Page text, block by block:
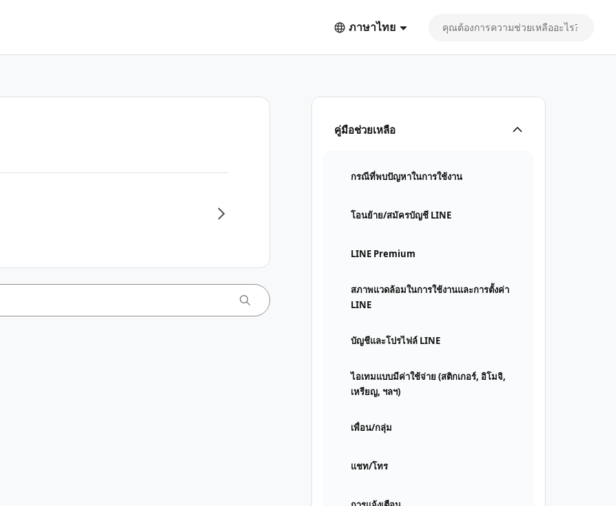
ภาษาไทย
คู่มือช่วยเหลือ
กรณีที่พบปัญหาในการใช้งาน
โอนย้าย/สมัครบัญชี LINE
LINE Premium
สภาพแวดล้อมในการใช้งานและการตั้งค่า
LINE
บัญชีและโปรไฟล์ LINE
ไอเทมแบบมีค่าใช้จ่าย (สติกเกอร์, อิโมจิ,
เหรียญ, ฯลฯ)
เพื่อน/กลุ่ม
แชท/โทร